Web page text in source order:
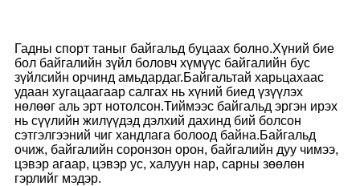
Гадны спорт таныг байгальд буцаах болно.Хүний бие
бол байгалийн зүйл боловч хүмүүс байгалийн бус
зүйлсийн орчинд амьдардаг.Байгальтай харьцахаас
удаан хугацаагаар салгах нь хүний ​​биед үзүүлэх
нөлөөг аль эрт нотолсон.Тиймээс байгальд эргэн ирэх
нь сүүлийн жилүүдэд дэлхий дахинд бий болсон
сэтгэлгээний чиг хандлага болоод байна.Байгальд
очиж, байгалийн соронзон орон, байгалийн дуу чимээ,
цэвэр агаар, цэвэр ус, халуун нар, сарны зөөлөн
гэрлийг мэдэр.